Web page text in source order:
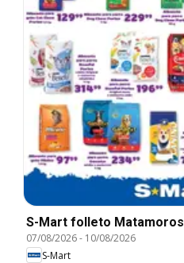
S-Mart folleto Matamoros
07/08/2026- 10/08/2026
S-Mart